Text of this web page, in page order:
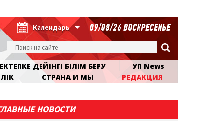
Календарь 09/08/26 ВОСКРЕСЕНЬЕ
ДЕЙІНГІ БІЛІМ БЕРУ
УП News
СТРАНА И МЫ РЕДАКЦИЯ
НОВОСТИ